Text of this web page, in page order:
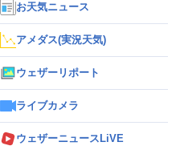
お天気ニュース
アメダス(実況天気)
ウェザーリポート
ライブカメラ
ウェザーニュースLiVE